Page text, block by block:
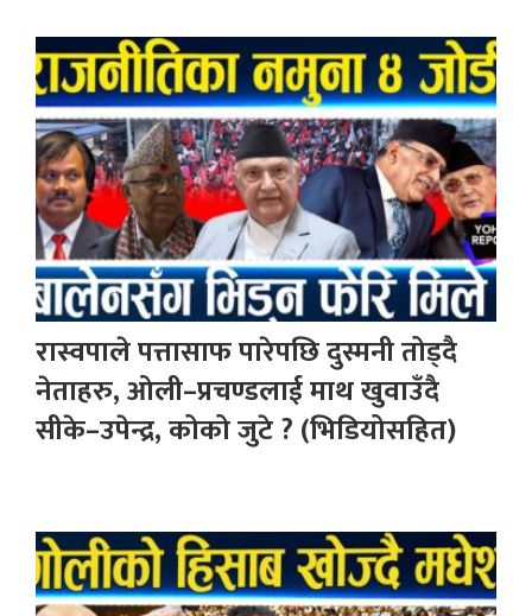
रास्वपाले पत्तासाफ पारेपछि दुस्मनी तोड्दै
नेताहरु, ओली–प्रचण्डलाई माथ खुवाउँदै
सीके–उपेन्द्र, कोको जुटे ? (भिडियोसहित)